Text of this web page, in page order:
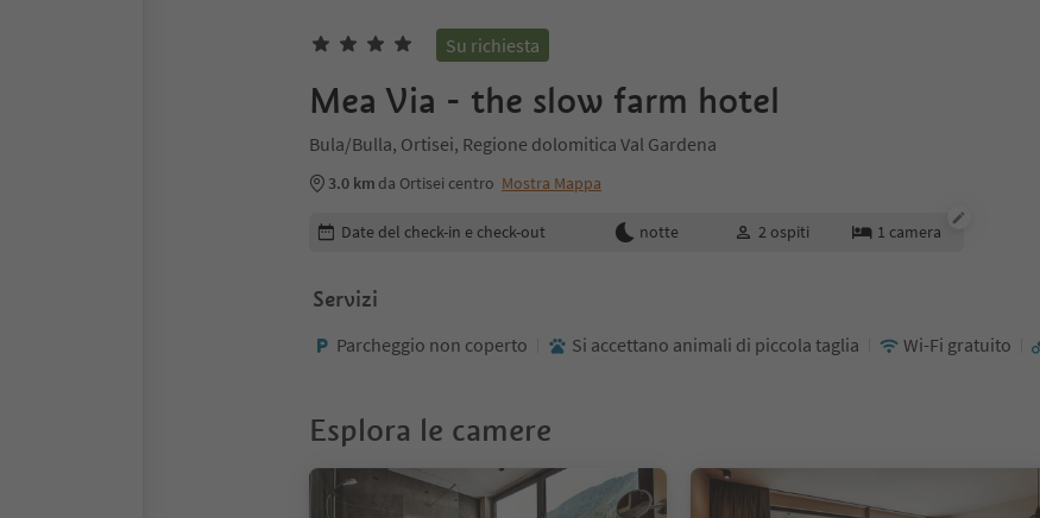
Su richiesta
Mea Via - the slow farm hotel
Bula/Bulla, Ortisei, Regione dolomitica Val Gardena
3.0 km da Ortisei centro Mostra Mappa
Modifica i dettagli della prenotazione
Date del check-in e check-out notte 2 ospiti 1 camera
Servizi
Parcheggio non coperto Si accettano animali di piccola taglia Wi-Fi gratuito
Esplora le camere